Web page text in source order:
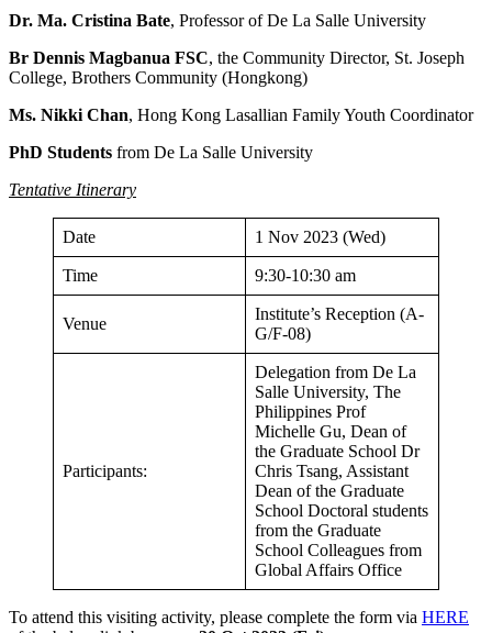
Dr. Ma. Cristina Bate, Professor of De La Salle University
Br Dennis Magbanua FSC, the Community Director, St. Joseph
College, Brothers Community (Hongkong)
Ms. Nikki Chan, Hong Kong Lasallian Family Youth Coordinator
PhD Students from De La Salle University
Tentative Itinerary
Date 1 Nov 2023 (Wed)
Time 9:30-10:30 am
Venue
Institute’s Reception (A-
G/F-08)
Participants:
Delegation from De La
Salle University, The
Philippines Prof
Michelle Gu, Dean of
the Graduate School Dr
Chris Tsang, Assistant
Dean of the Graduate
School Doctoral students
from the Graduate
School Colleagues from
Global Affairs Office
To attend this visiting activity, please complete the form via HERE